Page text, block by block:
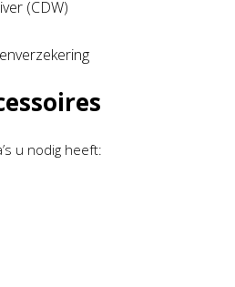
(CDW)
u nodig heeft: